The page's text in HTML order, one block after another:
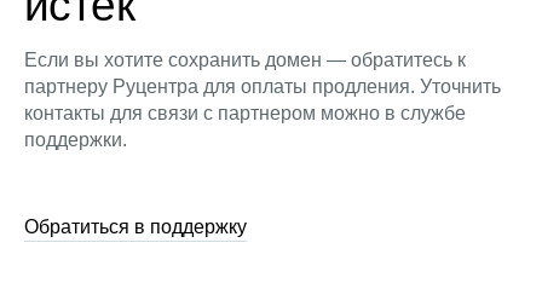
Если вы хотите сохранить домен — обратитесь к
партнеру Руцентра для оплаты продления. Уточнить
контакты для связи с партнером можно в службе
поддержки.
Обратиться в поддержку